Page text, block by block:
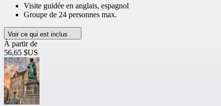
Visite guidée en anglais, espagnol
Groupe de 24 personnes max.
Voir ce qui est inclus
À partir de
56,65 $US